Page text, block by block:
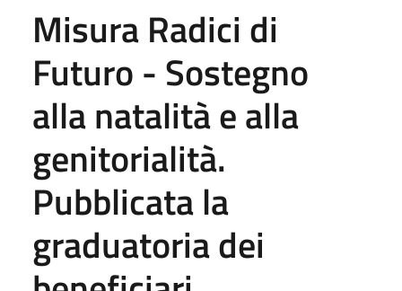
Misura Radici di
Futuro - Sostegno
alla natalità e alla
genitorialità.
Pubblicata la
graduatoria dei